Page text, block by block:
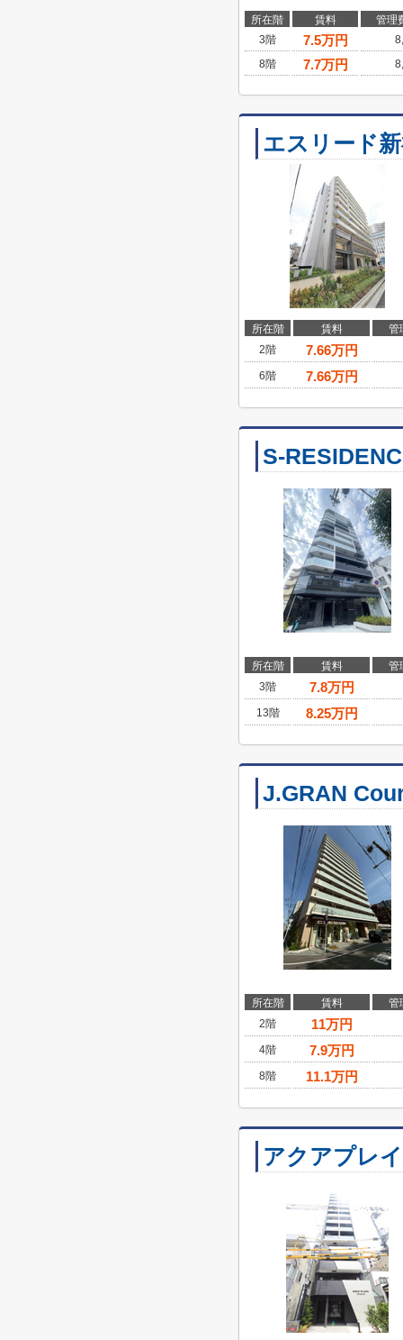
所在階 賃料
管理
3階
7.5万円
8階
7.7万円
エスリード
所在階 賃料
管
2階
7.66万円
6階 7.66万円
S-
所在階 賃料
管
3階
7.8万円
13階 8.25万円
J.GRAN
所在階 賃料
管
2階
11万円
4階 7.9万円
8階 11.1万円
アクアプレ